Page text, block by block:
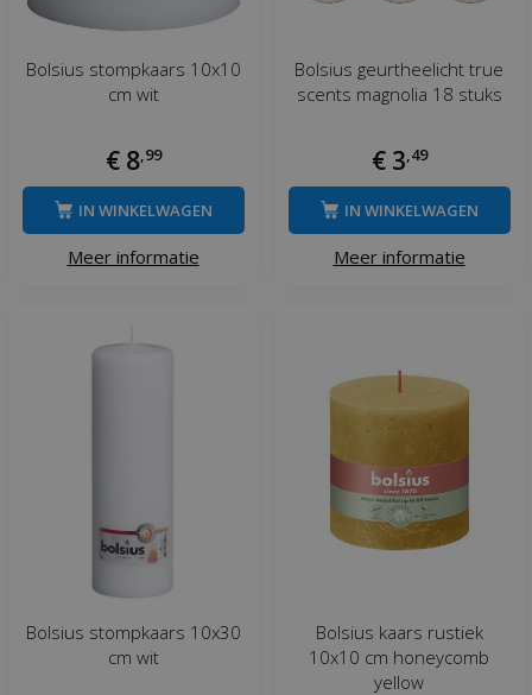
Bolsius stompkaars 10x10
cm wit
€ 8 99
Meer informatie
IN WINKELWAGEN
Bolsius geurtheelicht true
scents magnolia 18 stuks
€ 3 49
Meer informatie
IN WINKELWAGEN
Bolsius stompkaars 10x30
cm wit
Bolsius kaars rustiek
10x10 cm honeycomb
yellow